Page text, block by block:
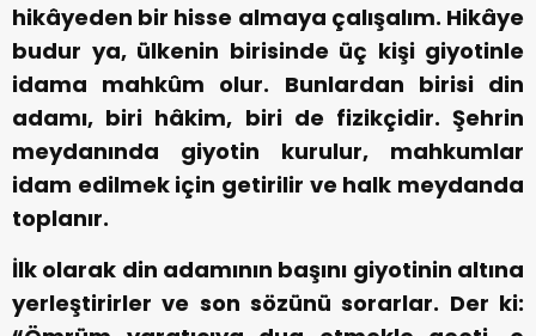
hikâyeden bir hisse almaya çalışalım. Hikâye
budur ya, ülkenin birisinde üç kişi giyotinle
idama mahkûm olur. Bunlardan birisi din
adamı, biri hâkim, biri de fizikçidir. Şehrin
meydanında giyotin kurulur, mahkumlar
idam edilmek için getirilir ve halk meydanda
toplanır.
İlk olarak din adamının başını giyotinin altına
yerleştirirler ve son sözünü sorarlar. Der ki: